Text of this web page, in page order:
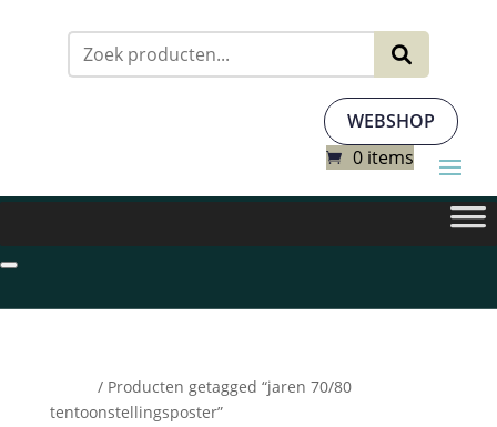
WEBSHOP
0 items
/ Producten getagged “jaren 70/80
tentoonstellingsposter”